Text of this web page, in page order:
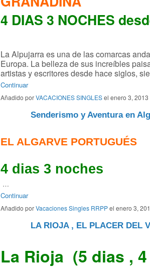
4 DIAS 3 NOCHES
La Alpujarra es una de las comarcas
Europa. La belleza de sus increíbles
artistas y escritores desde hace siglos,
Continuar
Añadido porVACACIONES SINGLESel enero 3,
Senderismo y Aventura en
EL ALGARVE PORTUGUÉS
4 dias 3 noches
…
Continuar
Añadido porVacaciones Singles RRPPel enero 3,
LA RIOJA , EL PLACER DEL
La Rioja (5 dias ,